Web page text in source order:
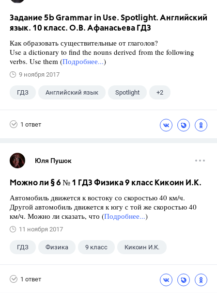
Задание 5b Grammar in Use. Spotlight. Английский
язык. 10 класс. О.В. Афанасьева ГДЗ
Как образовать существительные от глаголов?
Use a dictionary to find the nouns derived from the following
verbs. Use them (Подробнее...)
9 ноября 2017
ГДЗ Английский язык Spotlight +2
1 ответ
Юля Пушок
Можно ли § 6 № 1 ГДЗ Физика 9 класс Кикоин И.К.
Автомобиль движется к востоку со скоростью 40 км/ч.
Другой автомобиль движется к югу с той же скоростью 40
км/ч. Можно ли сказать, что (Подробнее...)
11 ноября 2017
ГДЗ Физика 9 класс Кикоин И.К.
1 ответ